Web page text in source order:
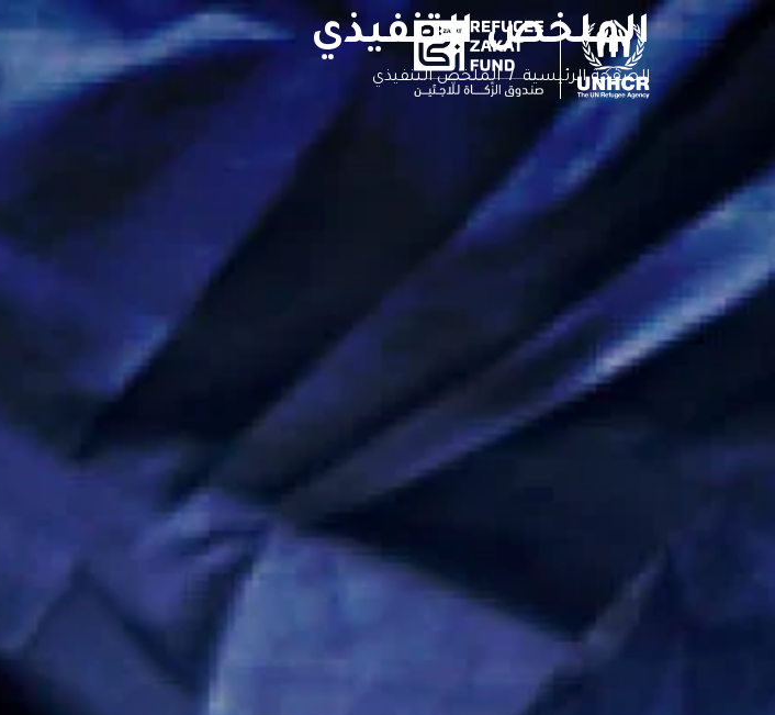
Skip to content الملخص التنفيذي
الصفحة الرئيسية/الملخص التنفيذي